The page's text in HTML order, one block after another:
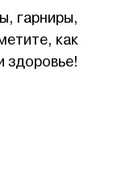
гарниры,
как
здоровье!